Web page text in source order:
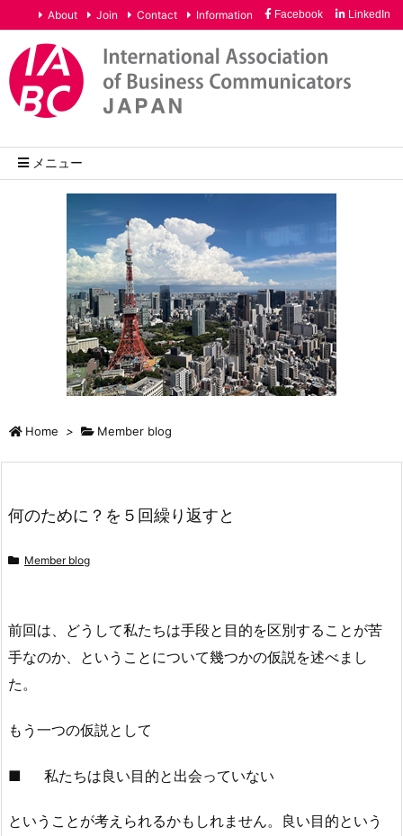
メニュー
About Join Contact Information Facebook LinkedIn
Home > Member blog
何のために？を５回繰り返すと
Member blog
前回は、どうして私たちは手段と目的を区別することが苦
手なのか、ということについて幾つかの仮説を述べまし
た。
もう一つの仮説として
■ 私たちは良い目的と出会っていない
ということが考えられるかもしれません。良い目的という